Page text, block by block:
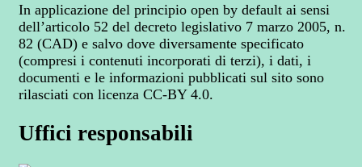
In applicazione del principio open by default ai sensi
dell’articolo 52 del decreto legislativo 7 marzo 2005, n.
82 (CAD) e salvo dove diversamente specificato
(compresi i contenuti incorporati di terzi), i dati, i
documenti e le informazioni pubblicati sul sito sono
rilasciati con licenza CC-BY 4.0.
Uffici responsabili